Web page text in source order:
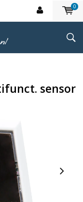
0
sensor